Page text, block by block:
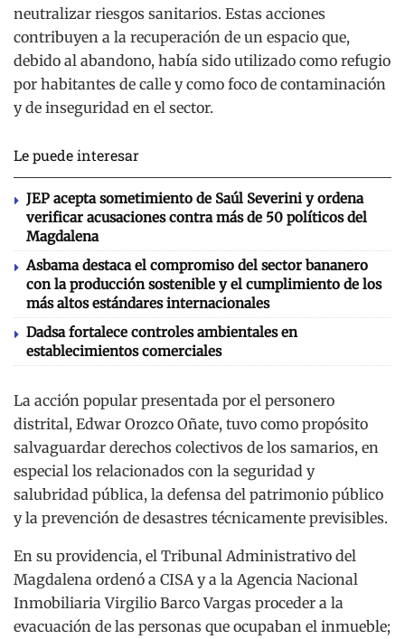
neutralizar riesgos sanitarios. Estas acciones
contribuyen a la recuperación de un espacio que,
debido al abandono, había sido utilizado como refugio
por habitantes de calle y como foco de contaminación
y de inseguridad en el sector.
Le puede interesar
JEP acepta sometimiento de Saúl Severini y ordena
verificar acusaciones contra más de 50 políticos del
Magdalena
Asbama destaca el compromiso del sector bananero
con la producción sostenible y el cumplimiento de los
más altos estándares internacionales
Dadsa fortalece controles ambientales en
establecimientos comerciales
La acción popular presentada por el personero
distrital, Edwar Orozco Oñate, tuvo como propósito
salvaguardar derechos colectivos de los samarios, en
especial los relacionados con la seguridad y
salubridad pública, la defensa del patrimonio público
y la prevención de desastres técnicamente previsibles.
En su providencia, el Tribunal Administrativo del
Magdalena ordenó a CISA y a la Agencia Nacional
Inmobiliaria Virgilio Barco Vargas proceder a la
evacuación de las personas que ocupaban el inmueble;